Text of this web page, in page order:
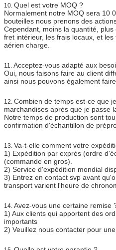
10. Quel est votre MOQ ?
Normalement notre MOQ sera 10
bouteilles nous prenons des
Cependant, moins la quantité,
fret intérieur, les frais locaux, et
aérien charge.
11. Acceptez-vous adapté aux
Oui, nous faisons faire au client
ainsi nous pouvons également
12. Combien de temps est-ce que
marchandises après que je passe
Notre temps de production sont
confirmation d'échantillon de
13. Va-t-elle comment votre
1) Expédition par exprès (ordre
(commande en gros).
2) Service d'expédition mondial
3) Entrez en contact svp avant
transport varient l'heure de
14. Avez-vous une certaine remise
1) Aux clients qui apportent des
importants
2) Veuillez nous contacter pour